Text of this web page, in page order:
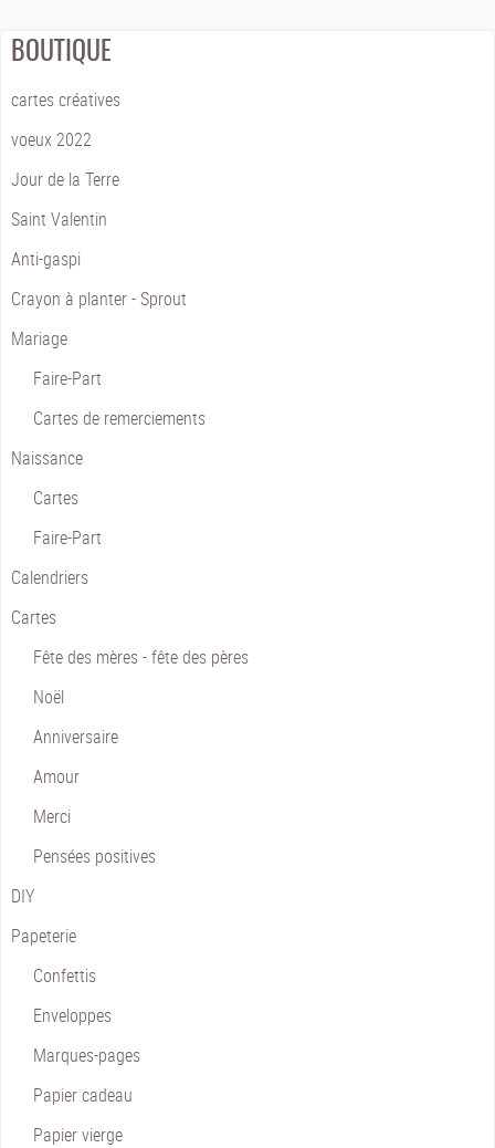
BOUTIQUE
cartes créatives
voeux 2022
Jour de la Terre
Saint Valentin
Anti-gaspi
Crayon à planter - Sprout
Mariage
Faire-Part
Cartes de remerciements
Naissance
Cartes
Faire-Part
Calendriers
Cartes
Fête des mères - fête des pères
Noël
Anniversaire
Amour
Merci
Pensées positives
DIY
Papeterie
Confettis
Enveloppes
Marques-pages
Papier cadeau
Papier vierge